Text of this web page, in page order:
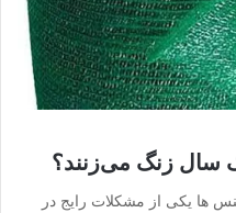
سال زنگ می‌زنند؟
ها یکی از مشکلات رایج در